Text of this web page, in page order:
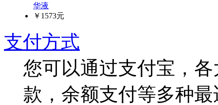
华液
￥1573元
支付方式
您可以通过支付宝，
款，余额支付等多种